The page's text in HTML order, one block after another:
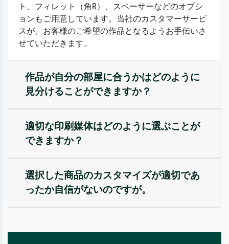
ト、フィレット（角R）、スペーサーなどのオプシ
ョンもご用意しています。当社のカスタマーサービ
スが、お客様のご希望の作品となるようお手伝いさ
せていただきます。
作品が自分の部屋に合うかはどのように
見分けることができますか？
適切な印刷媒体はどのように選ぶことが
できますか？
選択した商品のカスタマイズが適切であ
ったか自信がないのですが。